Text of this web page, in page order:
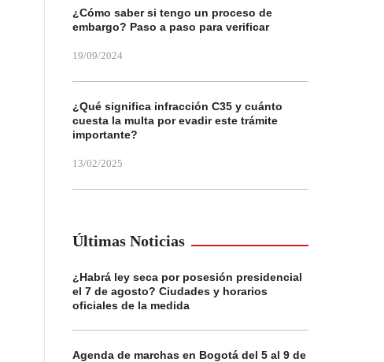
¿Cómo saber si tengo un proceso de
embargo? Paso a paso para verificar
19/09/2024
¿Qué significa infracción C35 y cuánto
cuesta la multa por evadir este trámite
importante?
13/02/2025
Últimas Noticias
¿Habrá ley seca por posesión presidencial
el 7 de agosto? Ciudades y horarios
oficiales de la medida
Agenda de marchas en Bogotá del 5 al 9 de